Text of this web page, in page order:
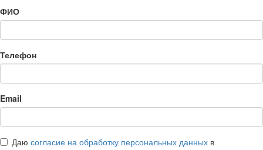
ФИО
Телефон
Email
Даю согласие на обработку персональных данных в